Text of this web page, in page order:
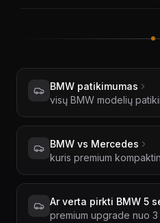
BMW patikimumas
visų BMW modelių
BMW vs Mercedes
kuris premium
Ar verta pirkti BMW 5
premium upgrade nuo 3